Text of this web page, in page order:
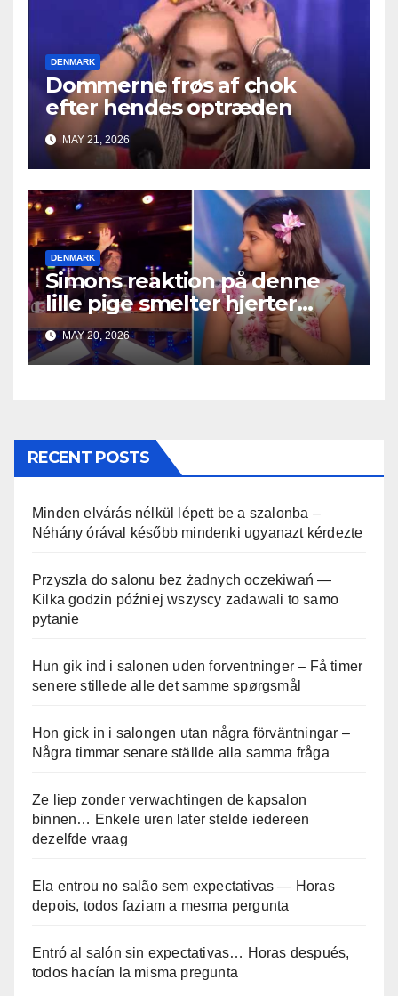
DENMARK
Dommerne frøs af chok
efter hendes optræden
MAY 21, 2026
DENMARK
Simons reaktion på denne
lille pige smelter hjerter
overalt
MAY 20, 2026
RECENT POSTS
Minden elvárás nélkül lépett be a szalonba –
Néhány órával később mindenki ugyanazt kérdezte
Przyszła do salonu bez żadnych oczekiwań —
Kilka godzin później wszyscy zadawali to samo
pytanie
Hun gik ind i salonen uden forventninger – Få timer
senere stillede alle det samme spørgsmål
Hon gick in i salongen utan några förväntningar –
Några timmar senare ställde alla samma fråga
Ze liep zonder verwachtingen de kapsalon
binnen… Enkele uren later stelde iedereen
dezelfde vraag
Ela entrou no salão sem expectativas — Horas
depois, todos faziam a mesma pergunta
Entró al salón sin expectativas… Horas después,
todos hacían la misma pregunta